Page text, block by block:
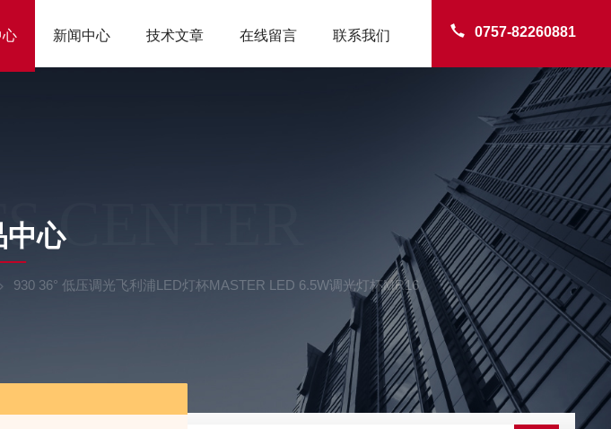
0757-82260881
心 新闻中心 技术文章 在线留言 联系我们
CENTER
中心
930 36° 低压调光飞利浦LED灯杯MASTER LED 6.5W调光灯杯MR16